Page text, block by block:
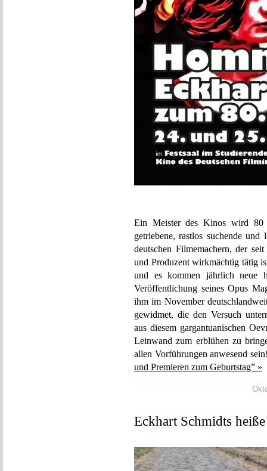
Ein Meister des Kinos wird 80
getriebene, rastlos suchende
deutschen Filmemachern, der
und Produzent wirkmächtig tätig
und es kommen jährlich neue
Veröffentlichung seines Opus
ihm im November
gewidmet, die den Versuch
aus diesem gargantuanischen
Leinwand zum erblühen zu
allen Vorführungen anwesend
und Premieren zum Geburtstag” »
Eckhart Schmidts